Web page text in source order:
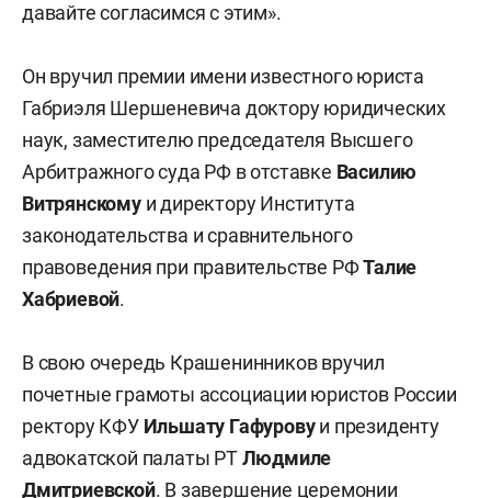
давайте согласимся с этим».
Он вручил премии имени известного юриста
Габриэля Шершеневича доктору юридических
наук, заместителю председателя Высшего
Арбитражного суда РФ в отставке Василию
Витрянскомуи директору Института
законодательства и сравнительного
правоведения при правительстве РФТалие
Хабриевой.
В свою очередь Крашенинников вручил
почетные грамоты ассоциации юристов России
ректору КФУ Ильшату Гафуровуи президенту
адвокатской палаты РТЛюдмиле
Дмитриевской. В завершение церемонии